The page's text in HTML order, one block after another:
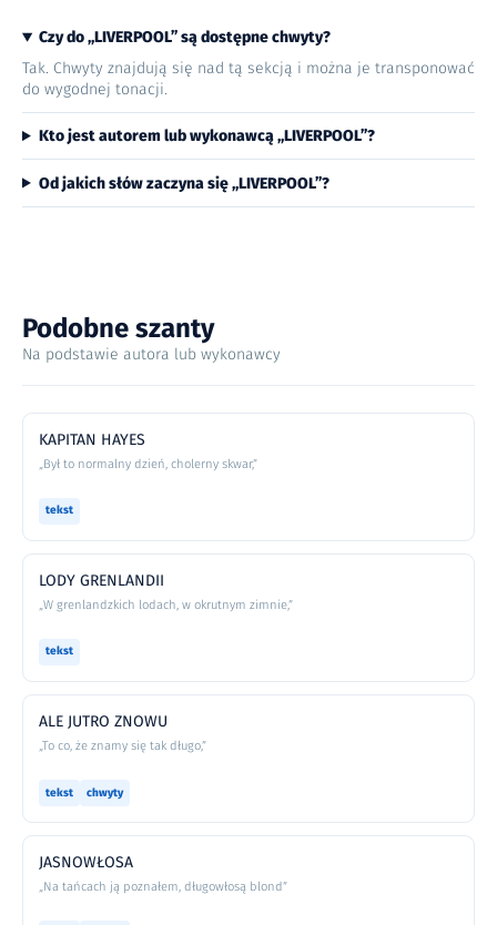
Czy do „LIVERPOOL” są dostępne chwyty?
Tak. Chwyty znajdują się nad tą sekcją i można je transponować
do wygodnej tonacji.
Kto jest autorem lub wykonawcą „LIVERPOOL”?
Od jakich słów zaczyna się „LIVERPOOL”?
Podobne szanty
Na podstawie autora lub wykonawcy
KAPITAN HAYES
„Był to normalny dzień, cholerny skwar,”
tekst
LODY GRENLANDII
„W grenlandzkich lodach, w okrutnym zimnie,”
tekst
ALE JUTRO ZNOWU
„To co, że znamy się tak długo,”
tekst chwyty
JASNOWŁOSA
„Na tańcach ją poznałem, długowłosą blond”